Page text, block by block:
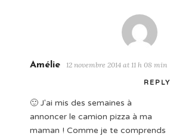
Amélie 12 novembre 2014 at 11 h 08 min
REPLY
🙂 J'ai mis des semaines à
annoncer le camion pizza à ma
maman ! Comme je te comprends